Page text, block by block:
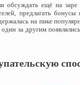
обсуждать ещё на
предлагать
на пике
за другим